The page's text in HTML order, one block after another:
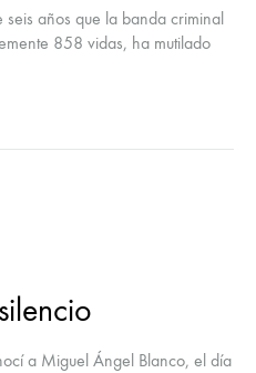
años que la banda criminal
858 vidas, ha mutilado
personas y ha sometido a la…
a Miguel Ángel Blanco, el día